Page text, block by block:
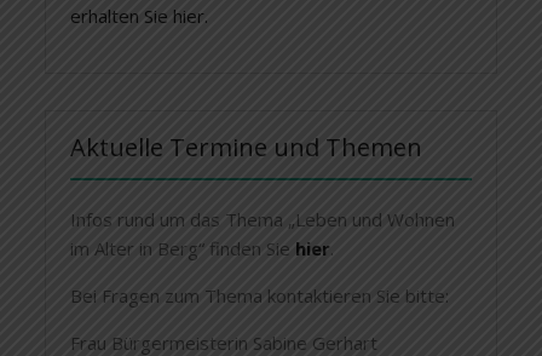
erhalten Sie hier.
Aktuelle Termine und Themen
Infos rund um das Thema „Leben und Wohnen
im Alter in Berg“ finden Sie hier.
Bei Fragen zum Thema kontaktieren Sie bitte:
Frau Bürgermeisterin Sabine Gerhart